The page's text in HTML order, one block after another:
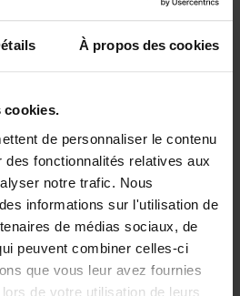
À propos des cookies
cookies.
de personnaliser le contenu
fonctionnalités relatives aux
notre trafic. Nous
informations sur l'utilisation de
de médias sociaux, de
peuvent combiner celles-ci
que vous leur avez fournies
de votre utilisation de leurs
marketing like a PRO -
revised edition
souple
2022 226
50